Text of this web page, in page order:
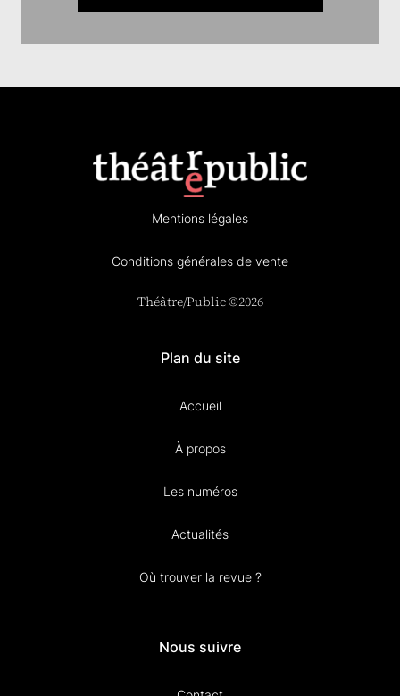
Mentions légales
Conditions générales de vente
Théâtre/Public ©2026
Plan du site
Accueil
À propos
Les numéros
Actualités
Où trouver la revue ?
Nous suivre